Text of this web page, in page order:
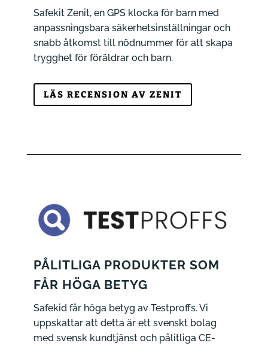
Safekit Zenit, en GPS klocka för barn med
anpassningsbara säkerhetsinställningar och
snabb åtkomst till nödnummer för att skapa
trygghet för föräldrar och barn.
LÄS RECENSION AV ZENIT
PÅLITLIGA PRODUKTER SOM
FÅR HÖGA BETYG
Safekid får höga betyg av Testproffs. Vi
uppskattar att detta är ett svenskt bolag
med svensk kundtjänst och pålitliga CE-